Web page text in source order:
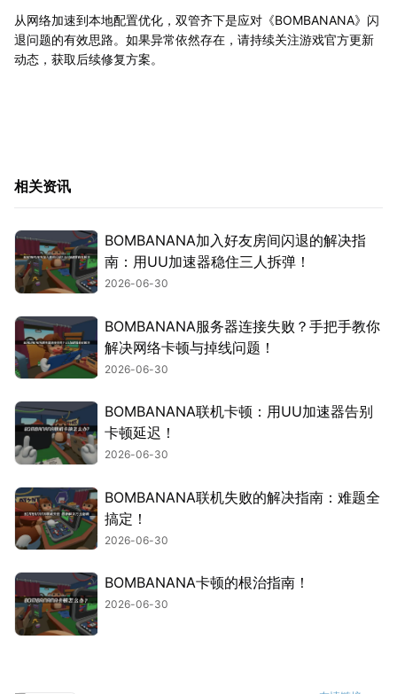
从网络加速到本地配置优化，双管齐下是应对《BOMBANANA》闪
退问题的有效思路。如果异常依然存在，请持续关注游戏官方更新
动态，获取后续修复方案。
相关资讯
BOMBANANA加入好友房间闪退的解决指
南：用UU加速器稳住三人拆弹！
2026-06-30
BOMBANANA服务器连接失败？手把手教你
解决网络卡顿与掉线问题！
2026-06-30
BOMBANANA联机卡顿：用UU加速器告别
卡顿延迟！
2026-06-30
BOMBANANA联机失败的解决指南：难题全
搞定！
2026-06-30
BOMBANANA卡顿的根治指南！
2026-06-30